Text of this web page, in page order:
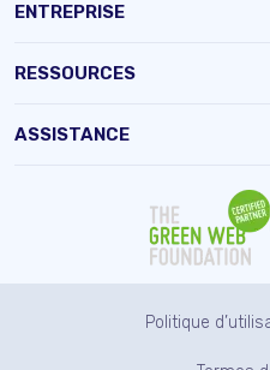
ENTREPRISE
RESSOURCES
ASSISTANCE
Politique